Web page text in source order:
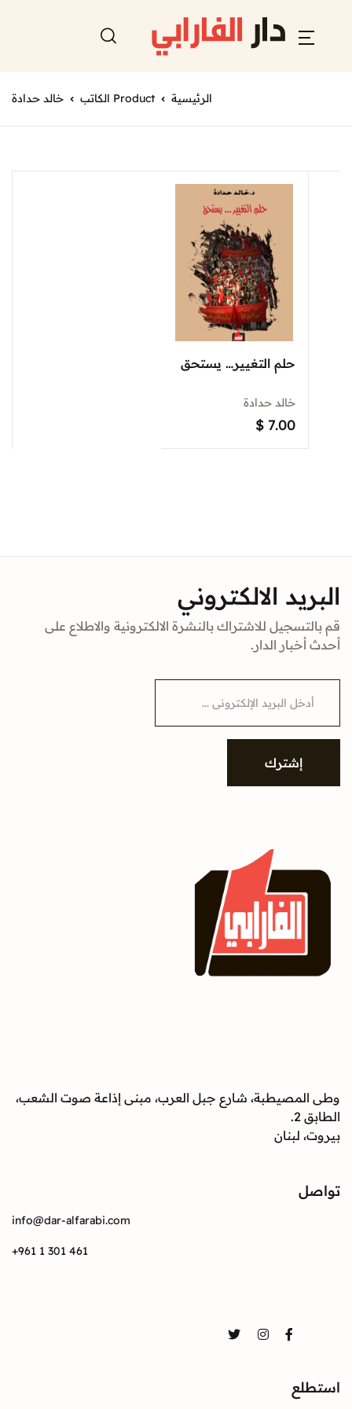
الرئيسية Product الكاتب خالد حدادة
حلم التغيير… يستحق
خالد حدادة
$ 7.00
البريد الالكتروني
قم بالتسجيل للاشتراك بالنشرة الالكترونية والاطلاع على
أحدث أخبار الدار.
i
إشترك
وطى المصيطبة، شارع جبل العرب، مبنى إذاعة صوت الشعب،
الطابق 2.
بيروت، لبنان
تواصل
info@dar-alfarabi.com
+961 1 301 461
Facebook
Instagram
Twitter
استطلع